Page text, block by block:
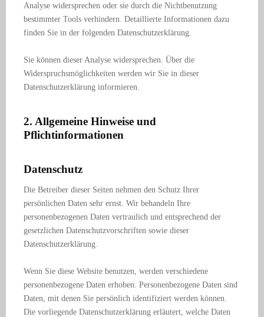
Analyse widersprechen oder sie durch die Nichtbenutzung
bestimmter Tools verhindern. Detaillierte Informationen dazu
finden Sie in der folgenden Datenschutzerklärung.
Sie können dieser Analyse widersprechen. Über die
Widerspruchsmöglichkeiten werden wir Sie in dieser
Datenschutzerklärung informieren.
2. Allgemeine Hinweise und
Pflichtinformationen
Datenschutz
Die Betreiber dieser Seiten nehmen den Schutz Ihrer
persönlichen Daten sehr ernst. Wir behandeln Ihre
personenbezogenen Daten vertraulich und entsprechend der
gesetzlichen Datenschutzvorschriften sowie dieser
Datenschutzerklärung.
Wenn Sie diese Website benutzen, werden verschiedene
personenbezogene Daten erhoben. Personenbezogene Daten sind
Daten, mit denen Sie persönlich identifiziert werden können.
Die vorliegende Datenschutzerklärung erläutert, welche Daten